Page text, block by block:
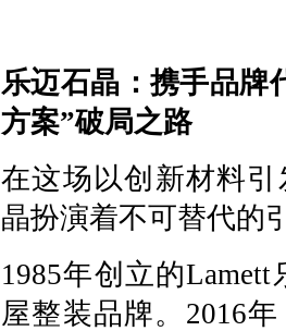
乐迈石晶：携手品牌
方案”破局之路
在这场以创新材料
晶扮演着不可替代的
1985年创立的
屋整装品牌。2016